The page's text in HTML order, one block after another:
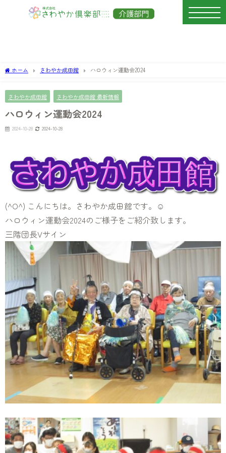
ホーム さわやか成田館 ハロウィン運動会2024
さわやか成田館 さわやか成田館 最新情報
ハロウィン運動会2024
2024-10-28 2024-10-28
(^O^) こんにちは。さわやか成田館です。☺
ハロウィン運動会2024のご様子をご紹介致します。
三階団長Vサイン